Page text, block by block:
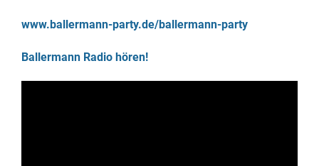
www.ballermann-party.de/ballermann-party
Ballermann Radio hören!